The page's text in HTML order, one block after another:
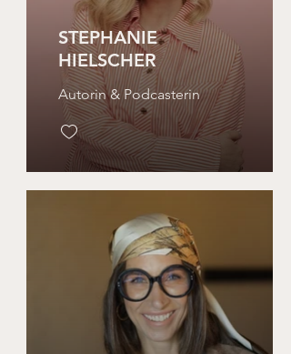
STEPHANIE
HIELSCHER
Autorin & Podcasterin